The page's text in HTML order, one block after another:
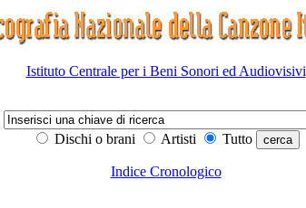
Istituto Centrale per i Beni Sonori ed Audiovisivi
Dischi o brani
Artisti Tutto
Indice Cronologico